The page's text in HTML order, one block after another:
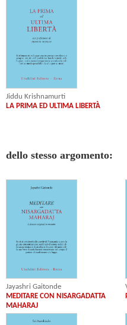
Jiddu Krishnamurti
LA PRIMA ED ULTIMA LIBERTÀ
dello stesso argomento:
Jayashri Gaitonde
MEDITARE CON NISARGADATTA
MAHARAJ